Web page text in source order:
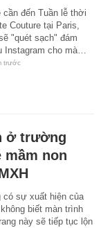
cần đến Tuần lễ thời
Couture tại Paris,
"quét sạch" đám
Instagram cho mà…
trước
ở trường
mầm non
có sự xuất hiện của
biết màn trình
này sẽ tiếp tục lộn